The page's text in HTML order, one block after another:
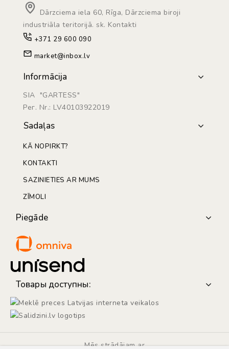
Dārzciema iela 60, Rīga, Dārzciema biroji
industriāla teritorijā. sk. Kontakti
+371 29 600 090
market@inbox.lv
Informācija
SIA "GARTESS"
Рег. Nr.: LV40103922019
Sadaļas
KĀ NOPIRKT?
KONTAKTI
SAZINIETIES AR MUMS
ZĪMOLI
Piegāde
Товары доступны:
Mēs strādājam ar